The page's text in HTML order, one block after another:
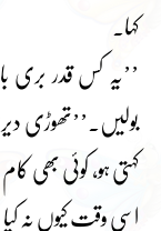
کہا۔
’’یہ کس قدر
بولیں۔’’تھوڑی
کہتی ہو، کوئی بھی
اسی وقت کیوں نہ